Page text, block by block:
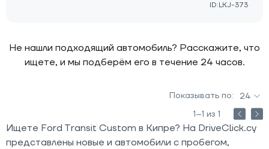
ID:LKJ-373
Не нашли подходящий автомобиль? Расскажите, что
ищете, и мы подберём его в течение 24 часов.
Показывать по:
24
1–1 из 1
Ищете Ford Transit Custom в Кипре? На DriveClick.cy
представлены новые и автомобили с пробегом,